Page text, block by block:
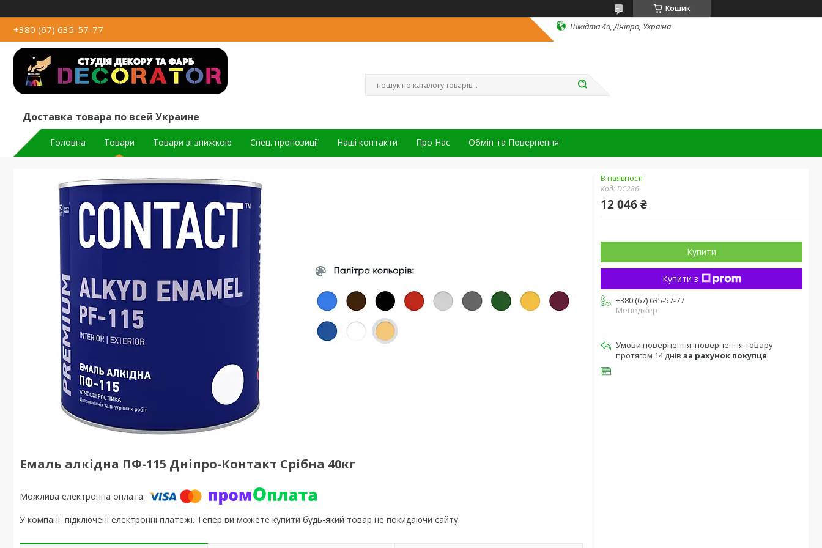
Кошик
+380 (67) 635-57-77 Шмідта 4а, Дніпро, Україна
Доставка товара по всей Украине
Головна Товари Товари зі знижкою Спец. пропозиції Наші контакти Про Нас Обмін та Повернення
Емаль алкідна ПФ-115 Дніпро-Контакт Срібна 40кг
У компанії підключені електронні платежі. Тепер ви можете купити будь-який товар не покидаючи сайту.
В наявності
Код:DC286
12 046 ₴
Купити
Купити з
+380 (67) 635-57-77
Менеджер
повернення товару
протягом 14 днів за рахунок покупця